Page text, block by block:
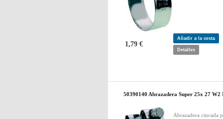
1,79 €
Añadir a la cesta
Detalles
50390140 Abrazadera Super 25x 27 W2
Abrazadera cincada